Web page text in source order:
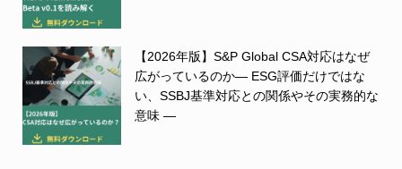
【2026年版】S&P Global CSA対応はなぜ
広がっているのか― ESG評価だけではな
い、SSBJ基準対応との関係やその実務的な
意味 ―